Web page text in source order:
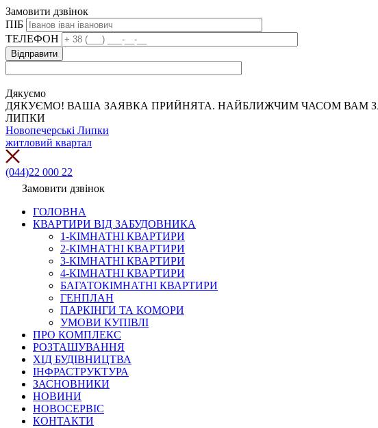
Замовити дзвінок
ПІБ
ТЕЛЕФОН
Дякуємо
ДЯКУЄМО! ВАША ЗАЯВКА ПРИЙНЯТА. НАЙБЛИЖЧИМ ЧАСОМ ВАМ
ЛИПКИ
Новопечерські Липки
житловий квартал
(044)22 000 22
Замовити дзвінок
ГОЛОВНА
КВАРТИРИ ВІД ЗАБУДОВНИКА
1-КІМНАТНІ КВАРТИРИ
2-КІМНАТНІ КВАРТИРИ
3-КІМНАТНІ КВАРТИРИ
4-КІМНАТНІ КВАРТИРИ
БАГАТОКІМНАТНІ КВАРТИРИ
ГЕНПЛАН
ПАРКІНГИ ТА КОМОРИ
УМОВИ КУПІВЛІ
ПРО КОМПЛЕКС
РОЗТАШУВАННЯ
ХІД БУДІВНИЦТВА
ІНФРАСТРУКТУРА
ЗАСНОВНИКИ
НОВИНИ
НОВОСЕРВІС
КОНТАКТИ